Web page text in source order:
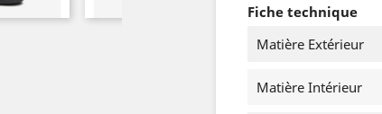
Fiche technique
Matière Extérieur
Matière Intérieur